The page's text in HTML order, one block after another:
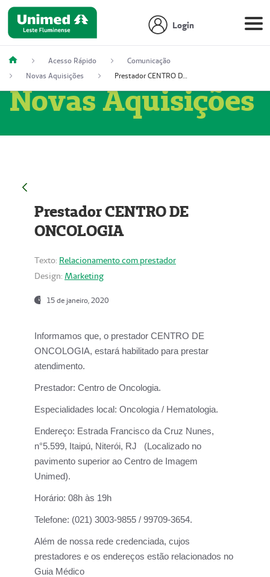
Login
Acesso Rápido
Comunicação
Novas Aquisições
Prestador CENTRO DE ONCOLOGIA
Novas Aquisições
Prestador CENTRO DE
ONCOLOGIA
Texto: Relacionamento com prestador
Design: Marketing
15 de janeiro, 2020
Informamos que, o prestador CENTRO DE
ONCOLOGIA, estará habilitado para prestar
atendimento.
Prestador: Centro de Oncologia.
Especialidades local: Oncologia / Hematologia.
Endereço: Estrada Francisco da Cruz Nunes,
n°5.599, Itaipú, Niterói, RJ (Localizado no
pavimento superior ao Centro de Imagem
Unimed).
Horário: 08h às 19h
Telefone: (021) 3003-9855 / 99709-3654.
Além de nossa rede credenciada, cujos
prestadores e os endereços estão relacionados no
Guia Médico